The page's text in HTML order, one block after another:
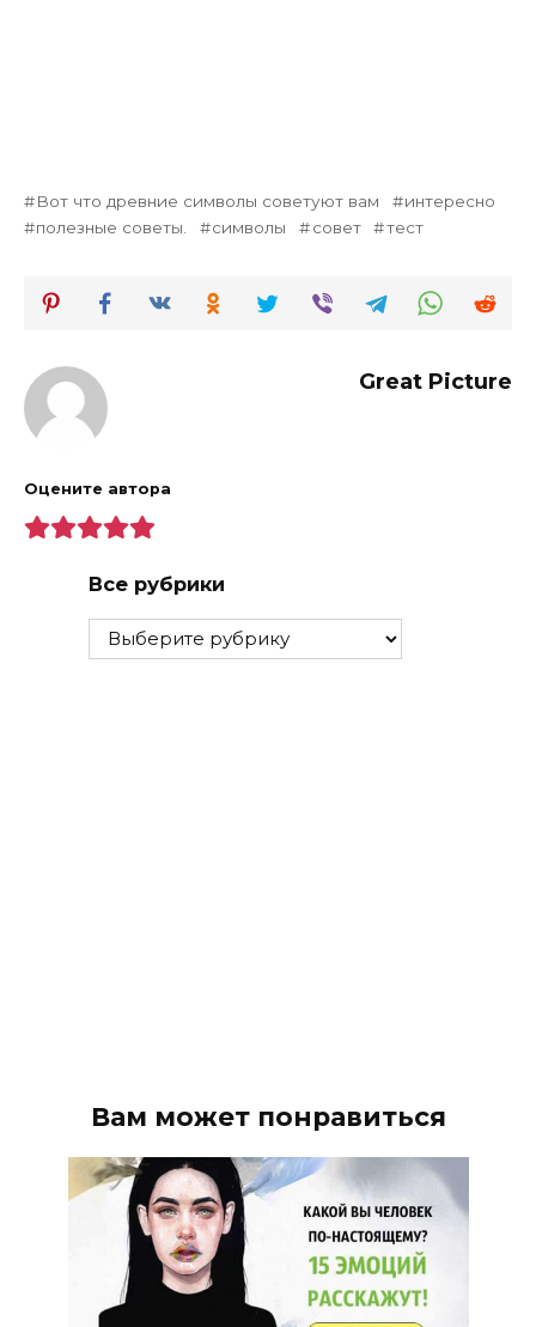
Вот что древние символы советуют вам
интересно
полезные советы.
символы совет тест
Great Picture
Оцените автора
Все рубрики
Все
рубрики
Вам может понравиться